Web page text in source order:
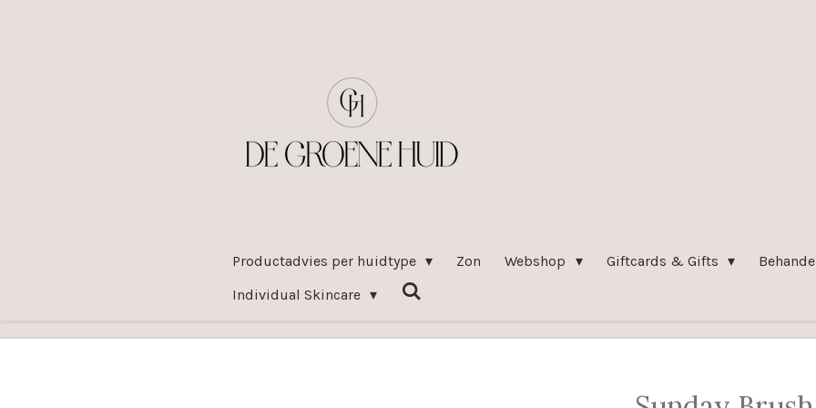
Productadvies per huidtype Zon Webshop Giftcards & Gifts
Individual Skincare